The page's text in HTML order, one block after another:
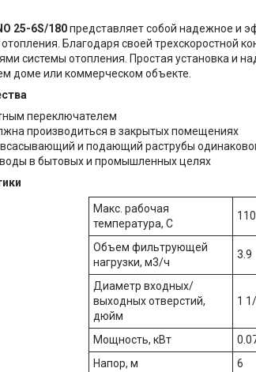
25-6S/180представляет собой надежное и
Благодаря своей трехскоростной
системы отопления. Простая установка
доме или коммерческом объекте.
переключателем
производиться в закрытых помещениях
всасывающий и подающий раструбы
в бытовых и промышленных целях
Макс. рабочая
температура, С
110
Объем фильтрующей
нагрузки, м3/ч
3.9
Диаметр входных/
выходных отверстий,
дюйм
1
Мощность, кВт
Напор, м
6